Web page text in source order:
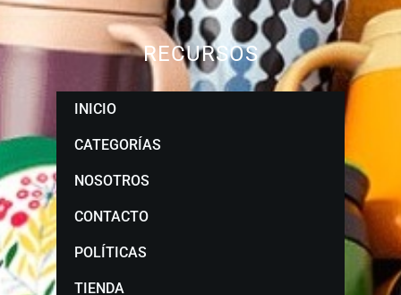
RECURSOS
INICIO
CATEGORÍAS
NOSOTROS
CONTACTO
POLÍTICAS
TIENDA